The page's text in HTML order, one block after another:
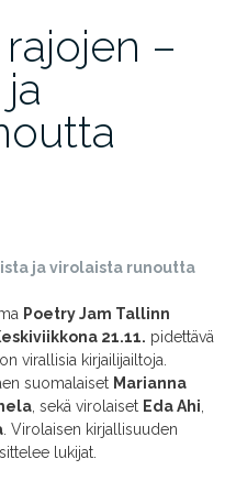
–
ja virolaista runoutta
Poetry Jam Tallinn
21.11. pidettävä
virallisia kirjailijailtoja.
suomalaiset Marianna
, sekä virolaiset Eda Ahi
. Virolaisen kirjallisuuden
lukijat.